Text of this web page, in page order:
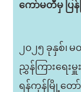
ကော်မတီမှ ပြန်
၂၀၂၅ ခုနှစ်၊
ညွှန်ကြားရေးမှူ
ရန်ကုန်မြို့တေ